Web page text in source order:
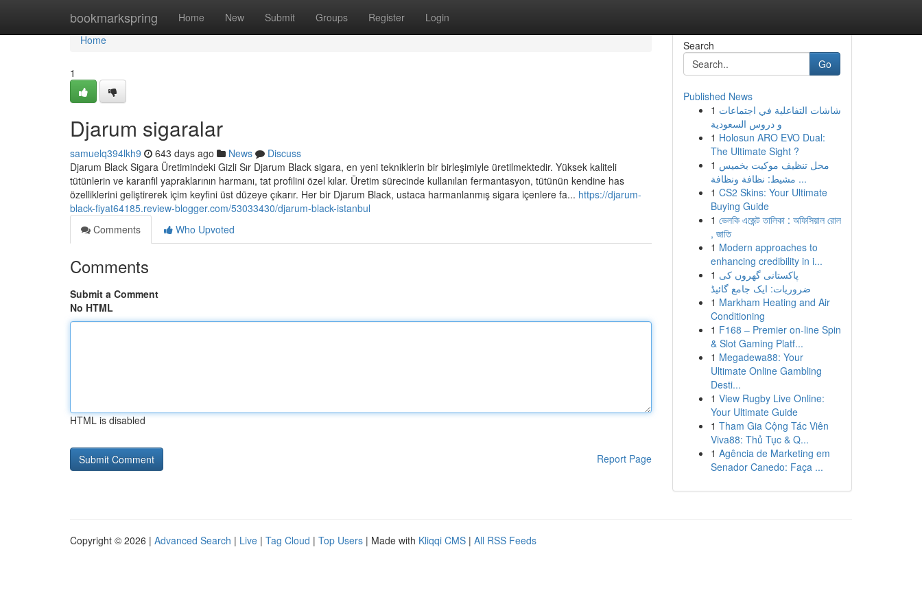
bookmarkspring Home New Submit Groups Register Login
Home
Home
1
Djarum sigaralar
samuelq394lkh9 643 days ago News
Discuss
Djarum Black Sigara Üretimindeki Gizli Sır Djarum Black sigara, en yeni tekniklerin bir birleşimiyle üretilmektedir. Yüksek kaliteli
tütünlerin ve karanfil yapraklarının harmanı, tat profilini özel kılar. Üretim sürecinde kullanılan fermantasyon, tütünün kendine has
özelliklerini geliştirerek içim keyfini üst düzeye çıkarır. Her bir Djarum Black, ustaca harmanlanmış sigara içenlere fa... https://djarum-
black-fiyat64185.review-blogger.com/53033430/djarum-black-istanbul
Comments
Who Upvoted
Comments
Submit a Comment
No HTML
HTML is disabled
Report Page
Search
Go
Published News
1 شاشات التفاعلية في اجتماعات
و دروس السعودية
1 Holosun ARO EVO Dual:
The Ultimate Sight ?
1 محل تنظيف موكيت بخميس
مشيط: نظافة ونظافة ...
1 CS2 Skins: Your Ultimate
Buying Guide
1 ভেলকি এজেন্ট তালিকা : অফিসিয়াল রোল
, জাতি
1 Modern approaches to
enhancing credibility in i...
1 پاکستانی گھروں کی
ضروریات: ایک جامع گائیڈ
1 Markham Heating and Air
Conditioning
1 F168 – Premier on-line Spin
& Slot Gaming Platf...
1 Megadewa88: Your
Ultimate Online Gambling
Desti...
1 View Rugby Live Online:
Your Ultimate Guide
1 Tham Gia Cộng Tác Viên
Viva88: Thủ Tục & Q...
1 Agência de Marketing em
Senador Canedo: Faça ...
Copyright © 2026 | Advanced Search | Live | Tag Cloud | Top Users | Made with Kliqqi CMS | All RSS Feeds